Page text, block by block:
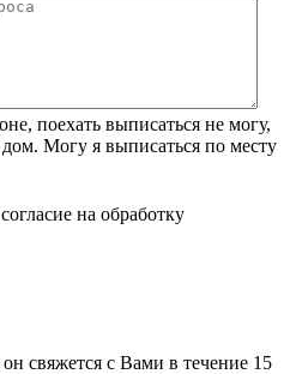
поехать выписаться не могу,
Могу я выписаться по месту
на обработку
свяжется с Вами в течение 15